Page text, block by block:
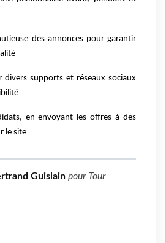
des annonces pour garantir
supports et réseaux sociaux
en envoyant les offres à des
le site
Guislain pour Tour